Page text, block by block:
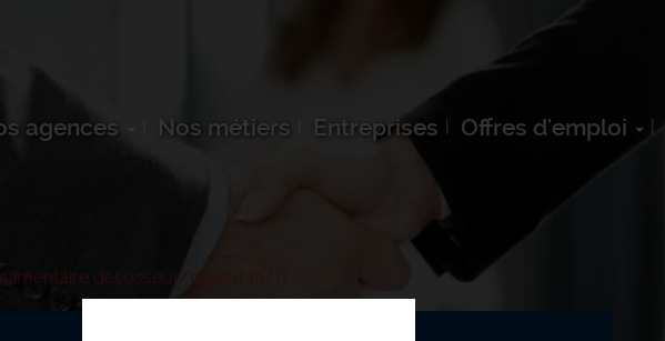
agences Nos métiers Entreprises Offres d'emploi
désosseur/pareur (h/f)